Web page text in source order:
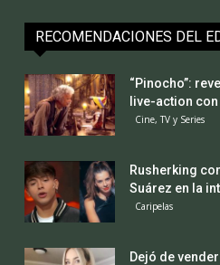
RECOMENDACIONES DEL
“Pinocho”:
live-action
Cine, TV y Series
Rusherking
Suárez en la
Caripelas
Dejó de